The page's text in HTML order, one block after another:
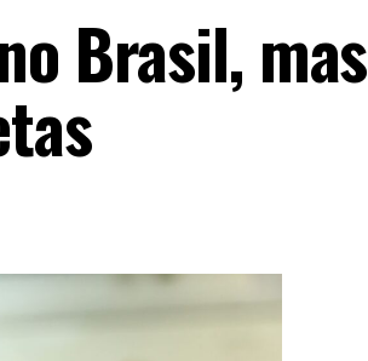
Brasil, mas